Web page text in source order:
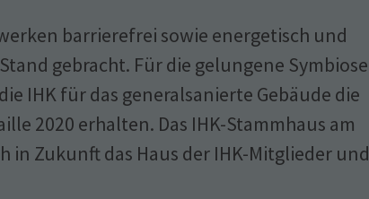
barrierefrei sowie energetisch und
gebracht. Für die gelungene Symbiose
IHK für das generalsanierte Gebäude die
2020 erhalten. Das IHK-Stammhaus am
Zukunft das Haus der IHK-Mitglieder und